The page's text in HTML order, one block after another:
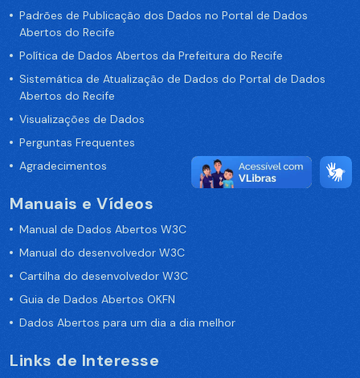
Padrões de Publicação dos Dados no Portal de Dados
Abertos do Recife
Política de Dados Abertos da Prefeitura do Recife
Sistemática de Atualização de Dados do Portal de Dados
Abertos do Recife
Visualizações de Dados
Perguntas Frequentes
Agradecimentos
Manuais e Vídeos
Manual de Dados Abertos W3C
Manual do desenvolvedor W3C
Cartilha do desenvolvedor W3C
Guia de Dados Abertos OKFN
Dados Abertos para um dia a dia melhor
Links de Interesse